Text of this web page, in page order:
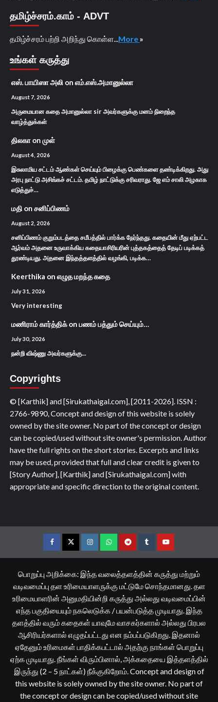
தமிழ்ச்சரம்.காம் - ADVT
தமிழ்ச்சரம் பற்றி அறிந்து கொள்ள... More »
உங்கள் கருத்து
எஸ். பாயிஸா அலி on எம்.எஸ்.அமானுல்லா
August 7, 2026
அருமையான கதை அமானுல்லா sir அவர்களுக்கு மனம் நிறைந்த
வாழ்த்துக்கள்
திலகா on முள்
August 4, 2026
இசுலாமிய சட்டம் ஆண்கள் செய்யும் பிழைக்கு பெண்களை தண்டிக்கிறது. அது
அரபு நாட்டு அசிங்கச் சட்டம். தமிழ் நாட்டுக்கு சரிவராது. ஜே எம் சாலி அழகாக
எடுத்துச்…
மதி on சனிப்பிணம்
August 2, 2026
சனிப்பிணம் குறும்படத்தை சமீபத்தில் பார்க்க நேர்ந்தது. கதையின் மீது ஏற்பட்ட
ஆர்வம் அதனை உருவாக்கிய கதையாசிரியரின் புத்தகத்தைத் தேடிப் படிக்கத்
தூண்டியது. அதனை இந்தத்தளத்தில் வழங்கி, படிக்க…
Keerthika on எழுத மறந்த கதை
July 31, 2026
Very interesting
மணிராம் கார்த்திக்on பணம் பத்தும் செய்யும்…
July 30, 2026
நன்றி விஷ்ணு அவர்களுக்கு...
Copyrights
© [Karthik] and [Sirukathaigal.com], [2011-2026]. ISSN :
2766-9890, Concept and design of this website is solely
owned by the site owner. No part of the concept or design
can be copied/used without site owner's permission. Author
have the full rights on the short stories. Excerpts and links
may be used, provided that full and clear credit is given to
[Story Author], [Karthik] and [Sirukathaigal.com] with
appropriate and specific direction to the original content.
FacebookTwitterInstagramWhatsappTelegramTumblrYouTube
பொறுப்பு அறிக்கை: இந்த வலைத்தளத்தின் கருத்து மற்றும்
வடிவமைப்பு தள உரிமையாளருக்கு மட்டுமே சொந்தமானது. தள
உரிமையாளரின் அனுமதியின்றி கருத்து அல்லது வடிவமைப்பின்
எந்த பகுதியையும் நகலெடுக்க / பயன்படுத்த முடியாது. இந்த
தளத்தில் வரும் கதைகள் யாவுமே வாசகர்களால் அல்லது பிரபல
ஆசிரியர்களால் எழுதப்பட்டது என நம்பப்படுகிறது. இதனால்
ஏதேனும் உரிமைகள் பாதிக்கபட்டால் அதற்கு நாங்கள் பொறுப்பு
ஏற்க முடியாது. நீங்கள் விரும்பினால், அக்கதையை இத்தளத்தில்
இருந்து (2 – 5 நாட்கள்) நீக்குகிறோம். Concept and design of
this website is solely owned by the site owner. No part of
the concept or design can be copied/used without site